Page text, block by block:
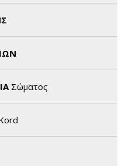
Σώματος